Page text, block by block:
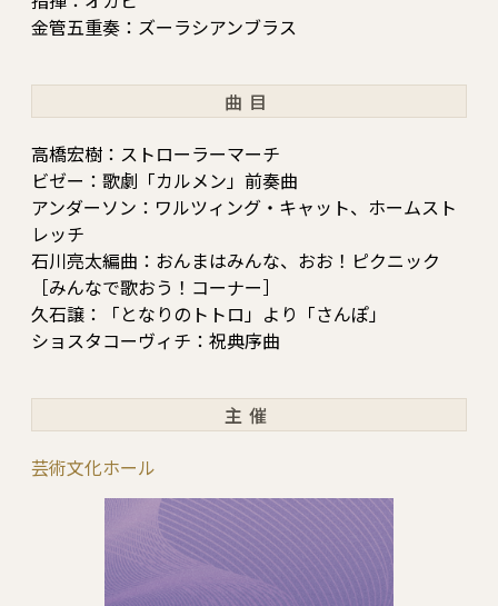
金管五重奏：ズーラシアンブラス
曲目
高橋宏樹：ストローラーマーチ
ビゼー：歌劇「カルメン」前奏曲
アンダーソン：ワルツィング・キャット、ホームスト
レッチ
石川亮太編曲：おんまはみんな、おお！ピクニック
［みんなで歌おう！コーナー］
久石譲：「となりのトトロ」より「さんぽ」
ショスタコーヴィチ：祝典序曲
主催
芸術文化ホール